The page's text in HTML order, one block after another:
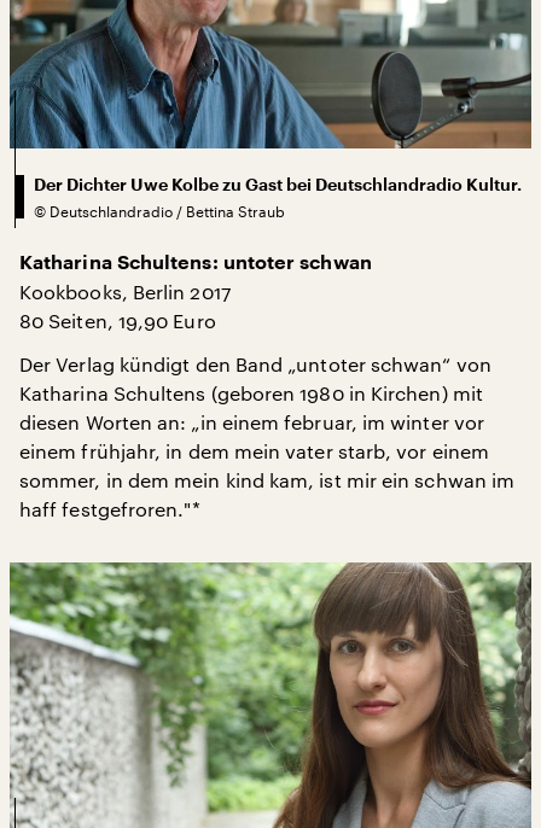
Der Dichter Uwe Kolbe zu Gast bei Deutschlandradio Kultur.
© Deutschlandradio / Bettina Straub
Katharina Schultens: untoter schwan
Kookbooks, Berlin 2017
80 Seiten, 19,90 Euro
Der Verlag kündigt den Band „untoter schwan“ von
Katharina Schultens (geboren 1980 in Kirchen) mit
diesen Worten an: „in einem februar, im winter vor
einem frühjahr, in dem mein vater starb, vor einem
sommer, in dem mein kind kam, ist mir ein schwan im
haff festgefroren."*